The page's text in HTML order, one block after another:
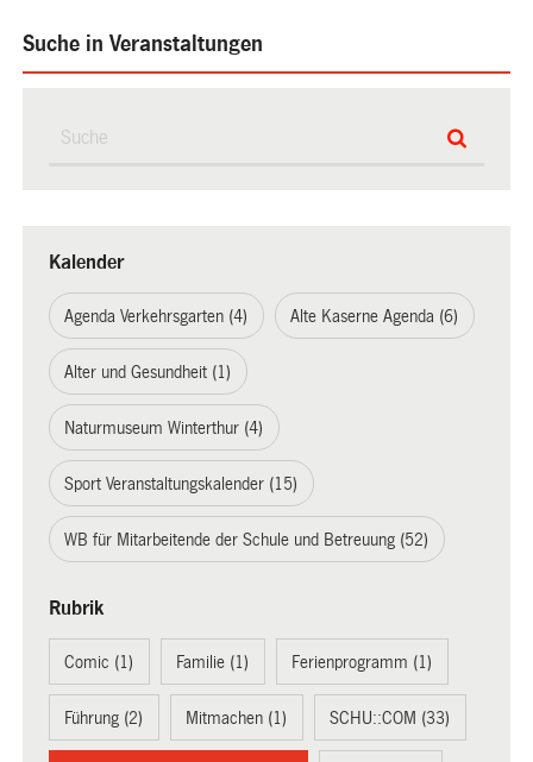
Suche in Veranstaltungen
Kalender
Agenda Verkehrsgarten (4) Alte Kaserne Agenda (6)
Alter und Gesundheit (1)
Naturmuseum Winterthur (4)
Sport Veranstaltungskalender (15)
WB für Mitarbeitende der Schule und Betreuung (52)
Rubrik
Comic (1) Familie (1) Ferienprogramm (1)
Führung (2) Mitmachen (1) SCHU::COM (33)